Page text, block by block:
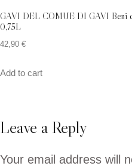
GAVI DEL COMUE DI GAVI Beni
0,75L
42,90 €
Add to cart
Leave a Reply
Your email address will